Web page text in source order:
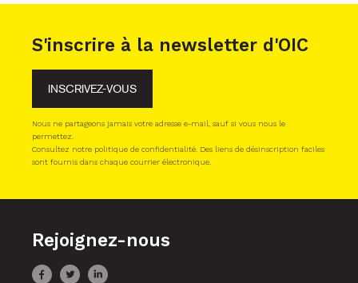
S'inscrire à la newsletter d'OIC
INSCRIVEZ-VOUS
Nous ne partageons jamais votre adresse e-mail, sauf si vous nous le
permettez.
Consultez notre politique de confidentialité. Des liens de désinscription faciles
sont fournis dans chaque courrier électronique.
Rejoignez-nous